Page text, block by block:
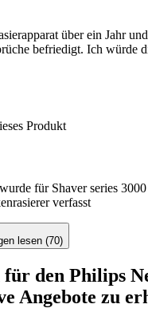
über ein Jahr
befriedigt. Ich würde
Produkt
für Shaver series
verfasst
lesen (70)
den Philips
Angebote zu